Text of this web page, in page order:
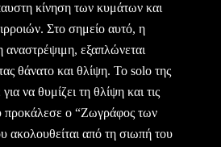
κίνηση των κυμάτων και
Στο σημείο αυτό, η
αναστρέψιμη, εξαπλώνεται
θάνατο και θλίψη. Το solo της
να θυμίζει τη θλίψη και τις
προκάλεσε ο “Ζωγράφος των
ακολουθείται από τη σιωπή του